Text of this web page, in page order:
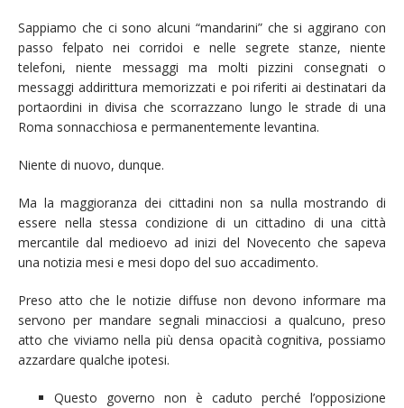
Sappiamo che ci sono alcuni “mandarini” che si aggirano con
passo felpato nei corridoi e nelle segrete stanze, niente
telefoni, niente messaggi ma molti pizzini consegnati o
messaggi addirittura memorizzati e poi riferiti ai destinatari da
portaordini in divisa che scorrazzano lungo le strade di una
Roma sonnacchiosa e permanentemente levantina.
Niente di nuovo, dunque.
Ma la maggioranza dei cittadini non sa nulla mostrando di
essere nella stessa condizione di un cittadino di una città
mercantile dal medioevo ad inizi del Novecento che sapeva
una notizia mesi e mesi dopo del suo accadimento.
Preso atto che le notizie diffuse non devono informare ma
servono per mandare segnali minacciosi a qualcuno, preso
atto che viviamo nella più densa opacità cognitiva, possiamo
azzardare qualche ipotesi.
Questo governo non è caduto perché l’opposizione